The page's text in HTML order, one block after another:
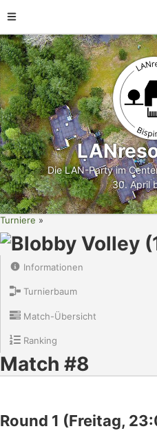
Die LAN-Party im
30. April
Turniere
Blobby Volley
Informationen
Turnierbaum
Match-Übersicht
Ranking
Match #8
Round 1 (Freitag,